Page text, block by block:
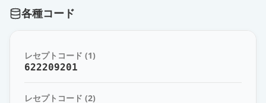
薬価 10.80 円
各種コード
レセプトコード (1)
622209201
レセプトコード (2)